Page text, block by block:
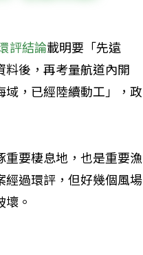
評結論載明要「先遠
後，再考量航道內開
，已經陸續動工」，政
要棲息地，也是重要漁
過環評，但好幾個風場
。